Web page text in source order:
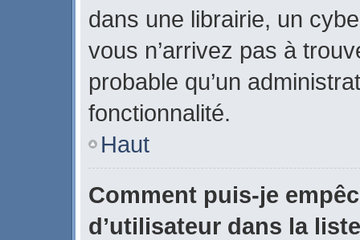
dans une librairie, un
vous n’arrivez pas à
probable qu’un
fonctionnalité.
Haut
Comment puis-je
d’utilisateur dans la